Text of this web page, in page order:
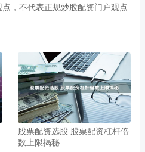
，不代表正规炒股配资门户观点
股票配资选股 股票配资杠杆倍
数上限揭秘